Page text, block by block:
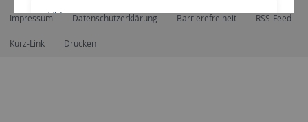
Impressum Datenschutzerklärung Barrierefreiheit RSS-Feed
Kurz-Link Drucken
Videos